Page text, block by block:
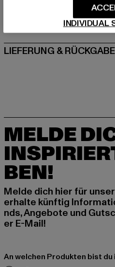
GRÖSSE & PASSFORM
PFLEGEHINWEISE
LIEFERUNG & RÜCKGABE
MELDE
BEN!
Melde dich hier für
erhalte künftig
nds, Angebote und
er E-Mail!
An welchen Produkten bist
INDIVIDUAL